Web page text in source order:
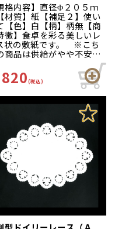
格内容】直径Φ２０５ｍ
材質】紙【補足２】使い
【色】白【柄】柄無【商
徴】食卓を彩る美しいレ
状の敷紙です。 ※こち
商品は供給がやや不安定
っております。予めご了
ださい。
(税込)